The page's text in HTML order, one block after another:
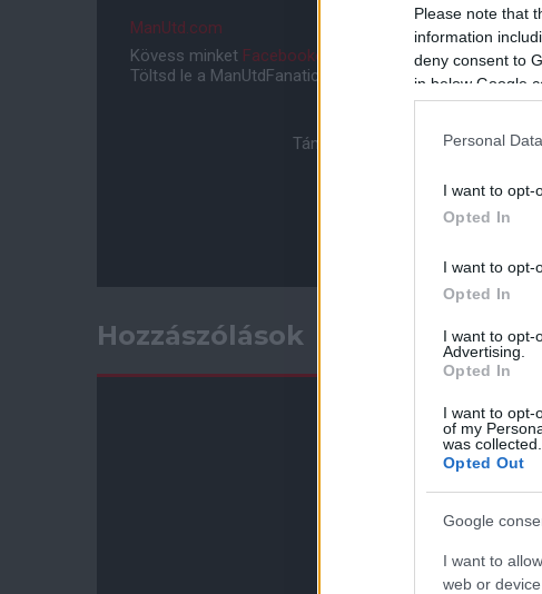
Please note that
information
deny consent to
in below Google
Personal
I want to opt-
Opted In
I want to opt-
Opted In
I want to opt-
Advertising.
Opted In
I want to opt-
of my
was collected.
Opted Out
Google
I want to
web or
ManUtd.com
Kövess minket Facebookon InstagramonésYouTube-
Töltsd le a ManUtdFanatics.hu mobil applikációtAndroidra
Támogasd adományoddal a
Hozzászólások